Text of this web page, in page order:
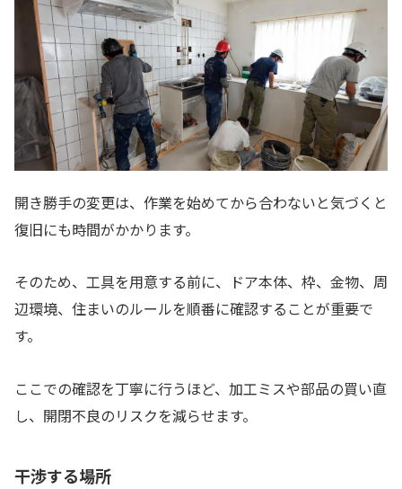
開き勝手の変更は、作業を始めてから合わないと気づくと
復旧にも時間がかかります。
そのため、工具を用意する前に、ドア本体、枠、金物、周
辺環境、住まいのルールを順番に確認することが重要で
す。
ここでの確認を丁寧に行うほど、加工ミスや部品の買い直
し、開閉不良のリスクを減らせます。
干渉する場所